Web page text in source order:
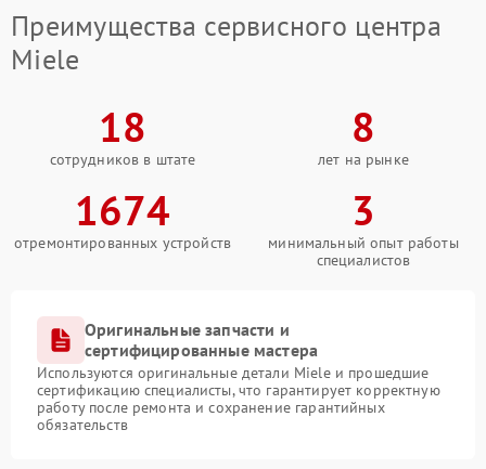
Преимущества сервисного центра
Miele
18
сотрудников в штате
8
лет на рынке
1674
отремонтированных устройств
3
минимальный опыт работы
специалистов
Оригинальные запчасти и
сертифицированные мастера
Используются оригинальные детали Miele и прошедшие
сертификацию специалисты, что гарантирует корректную
работу после ремонта и сохранение гарантийных
обязательств